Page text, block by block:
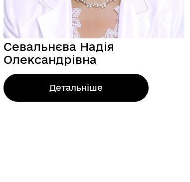
Севальнєва Надія
Олександрівна
Детальніше